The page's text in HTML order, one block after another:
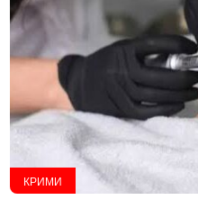
КРИМИ